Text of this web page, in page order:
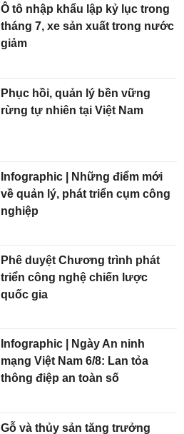
Ô tô nhập khẩu lập kỷ lục trong
tháng 7, xe sản xuất trong nước
giảm
Phục hồi, quản lý bền vững
rừng tự nhiên tại Việt Nam
Infographic | Những điểm mới
về quản lý, phát triển cụm công
nghiệp
Phê duyệt Chương trình phát
triển công nghệ chiến lược
quốc gia
Infographic | Ngày An ninh
mạng Việt Nam 6/8: Lan tỏa
thông điệp an toàn số
Gỗ và thủy sản tăng trưởng